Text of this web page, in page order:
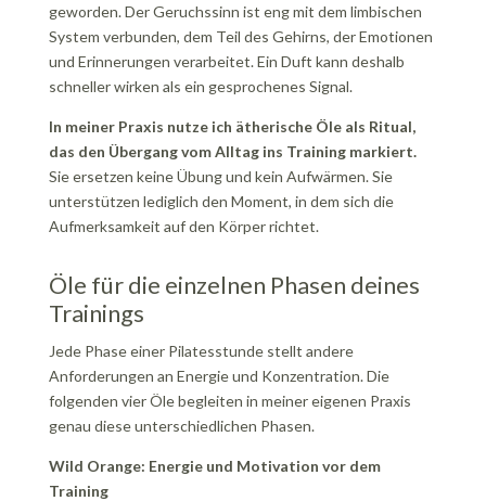
geworden. Der Geruchssinn ist eng mit dem limbischen
System verbunden, dem Teil des Gehirns, der Emotionen
und Erinnerungen verarbeitet. Ein Duft kann deshalb
schneller wirken als ein gesprochenes Signal.
In meiner Praxis nutze ich ätherische Öle als Ritual,
das den Übergang vom Alltag ins Training markiert.
Sie ersetzen keine Übung und kein Aufwärmen. Sie
unterstützen lediglich den Moment, in dem sich die
Aufmerksamkeit auf den Körper richtet.
Öle für die einzelnen Phasen deines
Trainings
Jede Phase einer Pilatesstunde stellt andere
Anforderungen an Energie und Konzentration. Die
folgenden vier Öle begleiten in meiner eigenen Praxis
genau diese unterschiedlichen Phasen.
Wild Orange: Energie und Motivation vor dem
Training